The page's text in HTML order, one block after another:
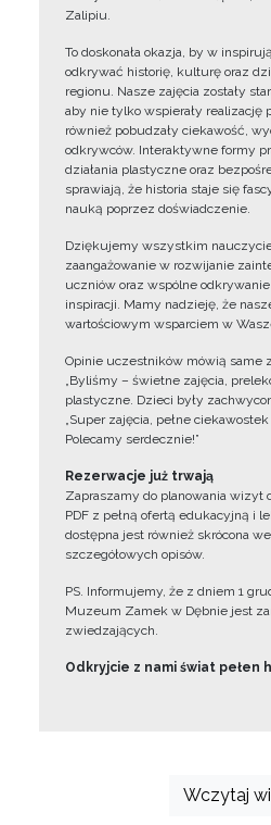
Zalipiu.
To doskonała okazja, by w
odkrywać historię, kulturę oraz
regionu. Nasze zajęcia zostały
aby nie tylko wspierały realizację
również pobudzały ciekawość,
odkrywców. Interaktywne formy
działania plastyczne oraz
sprawiają, że historia staje się
nauką poprzez doświadczenie.
Dziękujemy wszystkim
zaangażowanie w rozwijanie
uczniów oraz wspólne
inspiracji. Mamy nadzieję, że
wartościowym wsparciem w
Opinie uczestników mówią same
„Byliśmy – świetne zajęcia,
plastyczne. Dzieci były
„Super zajęcia, pełne
Polecamy serdecznie!”
Rezerwacje już trwają
Zapraszamy do planowania wizyt
PDF z pełną ofertą edukacyjną i
dostępna jest również skrócona
szczegółowych opisów.
PS. Informujemy, że z dniem 1
Muzeum Zamek w Dębnie jest
zwiedzających.
Odkryjcie z nami świat pełen
Wczytaj